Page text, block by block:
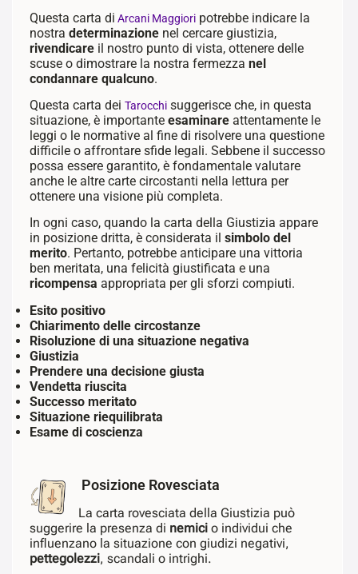
Questa carta di Arcani Maggioripotrebbe indicare la
nostra determinazionenel cercare giustizia,
rivendicareil nostro punto di vista, ottenere delle
scuse o dimostrare la nostra fermezza nel
condannare qualcuno.
Questa carta dei Tarocchisuggerisce che, in questa
situazione, è importante esaminareattentamente le
leggi o le normative al fine di risolvere una questione
difficile o affrontare sfide legali. Sebbene il successo
possa essere garantito, è fondamentale valutare
anche le altre carte circostanti nella lettura per
ottenere una visione più completa.
In ogni caso, quando la carta della Giustizia appare
in posizione dritta, è considerata il simbolo del
merito. Pertanto, potrebbe anticipare una vittoria
ben meritata, una felicità giustificata e una
ricompensa appropriata per gli sforzi compiuti.
Esito positivo
Chiarimento delle circostanze
Risoluzione di una situazione negativa
Giustizia
Prendere una decisione giusta
Vendetta riuscita
Successo meritato
Situazione riequilibrata
Esame di coscienza
Posizione Rovesciata
La carta rovesciata della Giustizia può
suggerire la presenza di nemicio individui che
influenzano la situazione con giudizi negativi,
pettegolezzi, scandali o intrighi.